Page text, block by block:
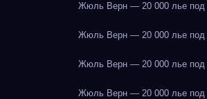
Жюль Верн — 20 000 лье под
Жюль Верн — 20 000 лье под
Жюль Верн — 20 000 лье под
Жюль Верн — 20 000 лье под